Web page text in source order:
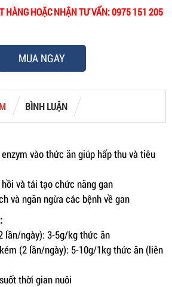
HÀNG HOẶC NHẬN TƯ VẤN: 0975 151 205
MUA NGAY
BÌNH LUẬN
vào thức ăn giúp hấp thu và tiêu
và tái tạo chức năng gan
và ngăn ngừa các bệnh về gan
lần/ngày): 3-5g/kg thức ăn
(2 lần/ngày): 5-10g/1kg thức ăn (liên
thời gian nuôi